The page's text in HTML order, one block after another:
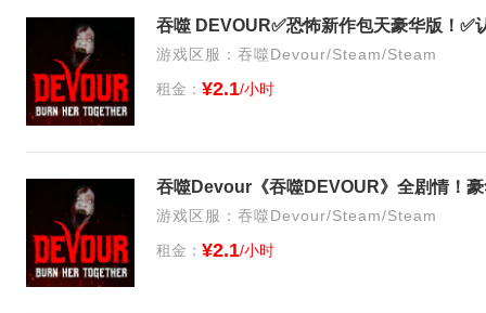
游戏区服：吞噬Devour/Steam/Steam
租金： ¥2.1/小时
吞噬Devour《吞噬DEVOUR》全剧情！
游戏区服：吞噬Devour/Steam/Steam
租金： ¥2.1/小时